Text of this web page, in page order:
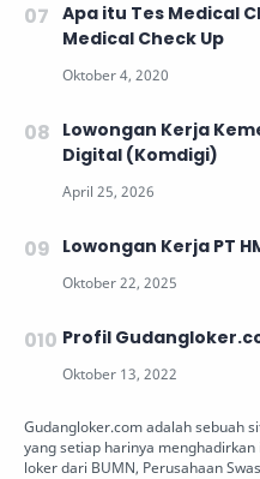
Apa itu Tes Medical
Medical Check Up
Lowongan Kerja
Digital (Komdigi)
Lowongan Kerja PT
Profil
Gudangloker.com adalah sebuah
yang setiap harinya
loker dari BUMN, Perusahaan